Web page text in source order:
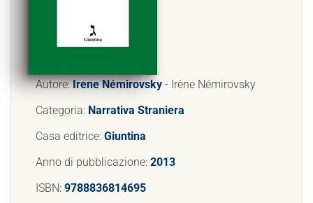
Autore:Irene Némirovsky - Irène Némirovsky
Categoria: Narrativa Straniera
Casa editrice: Giuntina
Anno di pubblicazione: 2013
ISBN: 9788836814695